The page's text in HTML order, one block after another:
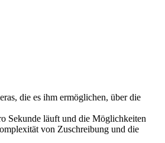
die es ihm ermöglichen, über die
Sekunde läuft und die Möglichkeiten
von Zuschreibung und die